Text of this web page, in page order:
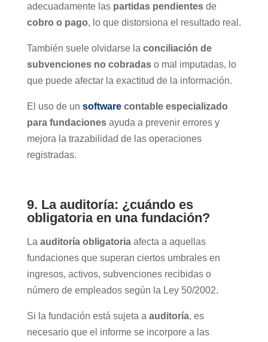
adecuadamente las partidas pendientes de
cobro o pago, lo que distorsiona el resultado real.
También suele olvidarse la conciliación de
subvenciones no cobradaso mal imputadas, lo
que puede afectar la exactitud de la información.
El uso de un softwarecontable especializado
para fundacionesayuda a prevenir errores y
mejora la trazabilidad de las operaciones
registradas.
9. La auditoría: ¿cuándo es
obligatoria en una fundación?
La auditoría obligatoriaafecta a aquellas
fundaciones que superan ciertos umbrales en
ingresos, activos, subvenciones recibidaso
número de empleados según la Ley 50/2002.
Si la fundación está sujeta a auditoría, es
necesario que el informe se incorpore a las